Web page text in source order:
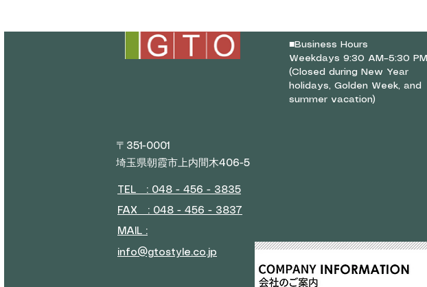
■Business Hours
Weekdays 9:30 AM–5:30 PM
(Closed during New Year
holidays, Golden Week, and
summer vacation)
〒351-0001
埼玉県朝霞市上内間木406-5
TEL : 048 - 456 - 3835​
FAX : 048 - 456 - 3837
MAIL :
info@gtostyle.co.jp